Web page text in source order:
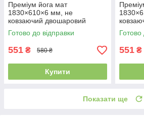
Преміум йога мат
1830×610×6 мм, не
ковзаючий двошаровий
килимок для фітнесу, TPE-
ТС, червоний верх/чорний
низ
Готово до відправки
551 ₴ 580 ₴
Купити
ТС,
чорний
Готово
551 ₴
Показати ще